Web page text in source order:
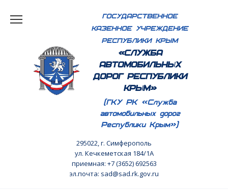
ГОСУДАРСТВЕННОЕ
КАЗЕННОЕ УЧРЕЖДЕНИЕ
РЕСПУБЛИКИ КРЫМ
«СЛУЖБА
АВТОМОБИЛЬНЫХ
ДОРОГ РЕСПУБЛИКИ
КРЫМ»
(ГКУ РК «Служба
автомобильных дорог
Республики Крым»)
295022, г. Симферополь
ул. Кечкеметская 184/1А
приемная: +7 (3652) 692563
эл.почта: sad@sad.rk.gov.ru